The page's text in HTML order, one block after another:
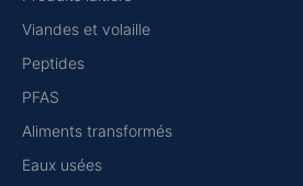
Viandes et volaille
Peptides
PFAS
Aliments transformés
Eaux usées